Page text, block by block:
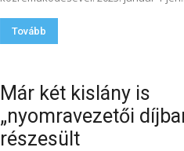
Tovább
Már két kislány is
„nyomravezetői
részesült